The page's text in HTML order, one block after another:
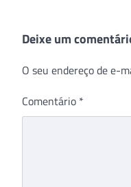
Deixe um
O seu endereço de e-
Comentário *